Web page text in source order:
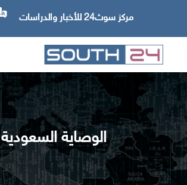
مركز سوث24 للأخبار والدراسات
الوصاية السعودية